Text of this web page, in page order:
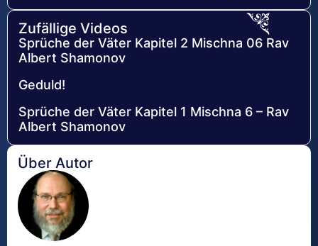
Zufällige Videos
Sprüche der Väter Kapitel 2 Mischna 06 Rav
Albert Shamonov
Geduld!
Sprüche der Väter Kapitel 1 Mischna 6 – Rav
Albert Shamonov
Über Autor